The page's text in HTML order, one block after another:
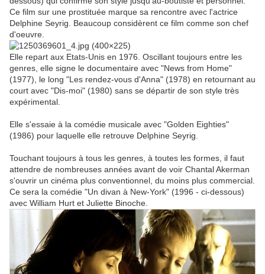
Ce film sur une prostituée marque sa rencontre avec l'actrice
Delphine Seyrig. Beaucoup considèrent ce film comme son chef
d'oeuvre.
Elle repart aux Etats-Unis en 1976. Oscillant toujours entre les
genres, elle signe le documentaire avec "News from Home"
(1977), le long "Les rendez-vous d'Anna" (1978) en retournant au
court avec "Dis-moi" (1980) sans se départir de son style très
expérimental.
Elle s'essaie à la comédie musicale avec "Golden Eighties"
(1986) pour laquelle elle retrouve Delphine Seyrig.
Touchant toujours à tous les genres, à toutes les formes, il faut
attendre de nombreuses années avant de voir Chantal Akerman
s'ouvrir un cinéma plus conventionnel, du moins plus commercial.
Ce sera la comédie "Un divan à New-York" (1996 - ci-dessous)
avec William Hurt et Juliette Binoche.